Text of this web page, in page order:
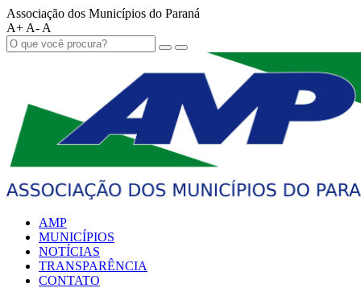
Associação dos Municípios do Paraná
A+ A- A
AMP
MUNICÍPIOS
NOTÍCIAS
TRANSPARÊNCIA
CONTATO